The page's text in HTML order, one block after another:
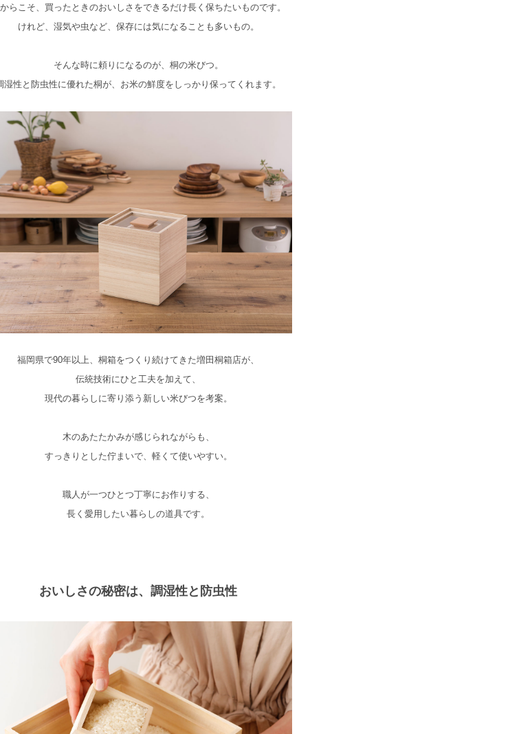
らこそ、買ったときのおいしさをできるだけ長く保ちたいものです。
けれど、湿気や虫など、保存には気になることも多いもの。
そんな時に頼りになるのが、桐の米びつ。
湿性と防虫性に優れた桐が、お米の鮮度をしっかり保ってくれます。
福岡県で90年以上、桐箱をつくり続けてきた増田桐箱店が、
伝統技術にひと工夫を加えて、
現代の暮らしに寄り添う新しい米びつを考案。
木のあたたかみが感じられながらも、
すっきりとした佇まいで、軽くて使いやすい。
職人が一つひとつ丁寧にお作りする、
長く愛用したい暮らしの道具です。
おいしさの秘密は、調湿性と防虫性